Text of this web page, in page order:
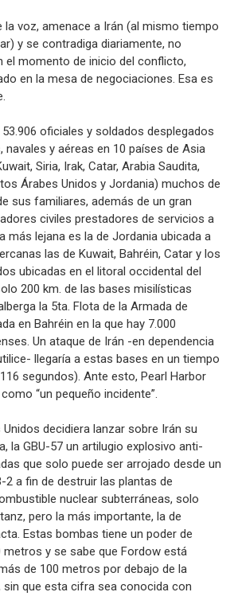
la voz, amenace a Irán (al mismo tiempo
y se contradiga diariamente, no
el momento de inicio del conflicto,
en la mesa de negociaciones. Esa es
oficiales y soldados desplegados
navales y aéreas en 10 países de Asia
Siria, Irak, Catar, Arabia Saudita,
Árabes Unidos y Jordania) muchos de
sus familiares, además de un gran
civiles prestadores de servicios a
más lejana es la de Jordania ubicada a
las de Kuwait, Bahréin, Catar y los
ubicadas en el litoral occidental del
200 km. de las bases misilísticas
la 5ta. Flota de la Armada de
en Bahréin en la que hay 7.000
Un ataque de Irán -en dependencia
llegaría a estas bases en un tiempo
segundos). Ante esto, Pearl Harbor
“un pequeño incidente”.
decidiera lanzar sobre Irán su
la GBU-57 un artilugio explosivo anti-
que solo puede ser arrojado desde un
a fin de destruir las plantas de
nuclear subterráneas, solo
pero la más importante, la de
Estas bombas tiene un poder de
y se sabe que Fordow está
de 100 metros por debajo de la
sin que esta cifra sea conocida con